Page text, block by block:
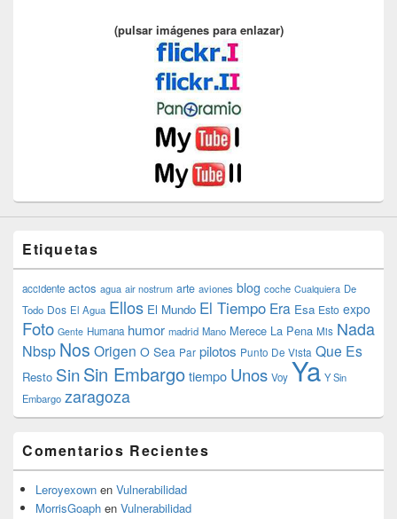
(pulsar imágenes para enlazar)
Etiquetas
accidente actos agua air nostrum arte aviones blog coche Cualquiera De
Todo Dos El Agua Ellos El Mundo El Tiempo Era Esa Esto expo
Foto Gente Humana humor madrid Mano Merece La Pena Mis Nada
Nbsp Nos Origen O Sea Par pilotos Punto De Vista Que Es
Resto SinSin Embargotiempo Unos Voy Ya Y Sin
Embargo zaragoza
Comentarios Recientes
Leroyexown en Vulnerabilidad
MorrisGoaph en Vulnerabilidad